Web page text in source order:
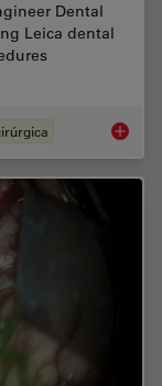
Dental
Leica dental